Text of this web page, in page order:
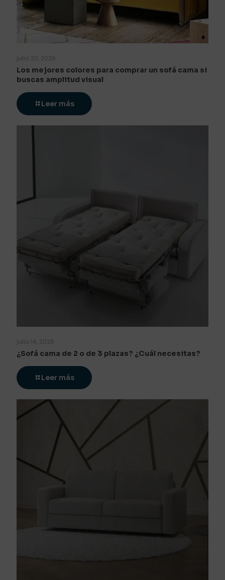
julio 20, 2026
Los mejores colores para comprar un sofá cama si
buscas amplitud visual
Leer más
julio 14, 2026
¿Sofá cama de 2 o de 3 plazas? ¿Cuál necesitas?
Leer más